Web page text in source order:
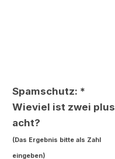
Spamschutz: *
Wieviel ist zwei plus
acht?
(Das Ergebnis bitte als Zahl
eingeben)